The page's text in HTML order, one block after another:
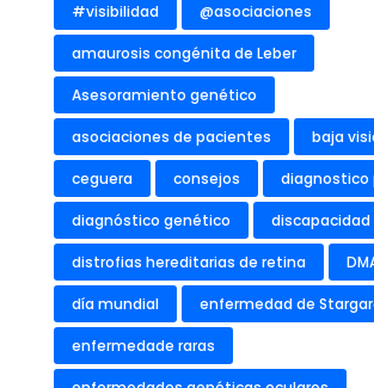
#visibilidad @asociaciones
amaurosis congénita de Leber
Asesoramiento genético
asociaciones de pacientes baja
ceguera consejos diagnostico
diagnóstico genético discapacidad
distrofias hereditarias de retina
día mundial enfermedad de
enfermedade raras